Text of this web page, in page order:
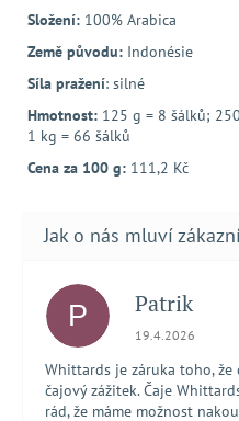
Složení: 100% Arabica
Země původu: Indonésie
Síla pražení: silné
Hmotnost: 125 g = 8 šálků;
1 kg = 66 šálků
Cena za 100 g: 111,2 Kč
P Patrik
Hodnocení
19.4.2026
Whittards je záruka toho,
čajový zážitek. Čaje
rád, že máme možnost